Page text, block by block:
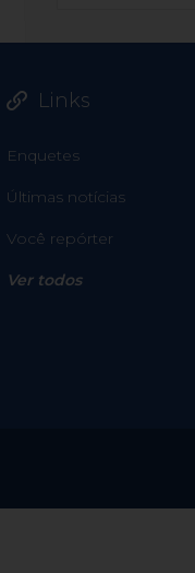
Links
Enquetes
Últimas notícias
Você repórter
Ver todos